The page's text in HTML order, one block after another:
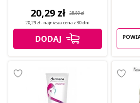
20,29 zł
28,89 zł
20,29 zł- najniższa cena z30 dni